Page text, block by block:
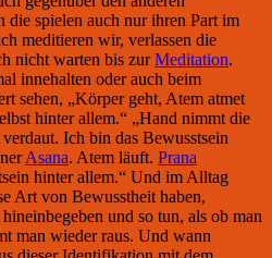
die spielen auch nur ihren Part im
meditieren wir, verlassen die
nicht warten bis zurMeditation.
innehalten oder auch beim
sehen, „Körper geht, Atem atmet
hinter allem.“ „Hand nimmt die
Ich bin das Bewusstsein
Asana. Atem läuft. Prana
hinter allem.“ Und im Alltag
Art von Bewusstheit haben,
und so tun, als ob man
man wieder raus. Und wann